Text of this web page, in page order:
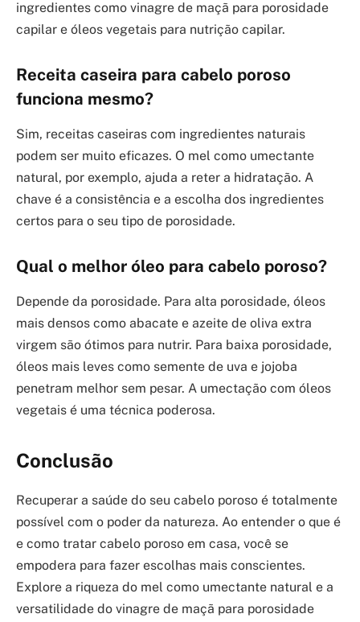
ingredientes como vinagre de maçã para porosidade
capilar e óleos vegetais para nutrição capilar.
Receita caseira para cabelo poroso
funciona mesmo?
Sim, receitas caseiras com ingredientes naturais
podem ser muito eficazes. O mel como umectante
natural, por exemplo, ajuda a reter a hidratação. A
chave é a consistência e a escolha dos ingredientes
certos para o seu tipo de porosidade.
Qual o melhor óleo para cabelo poroso?
Depende da porosidade. Para alta porosidade, óleos
mais densos como abacate e azeite de oliva extra
virgem são ótimos para nutrir. Para baixa porosidade,
óleos mais leves como semente de uva e jojoba
penetram melhor sem pesar. A umectação com óleos
vegetais é uma técnica poderosa.
Conclusão
Recuperar a saúde do seu cabelo poroso é totalmente
possível com o poder da natureza. Ao entender o que é
e como tratar cabelo poroso em casa, você se
empodera para fazer escolhas mais conscientes.
Explore a riqueza do mel como umectante natural e a
versatilidade do vinagre de maçã para porosidade